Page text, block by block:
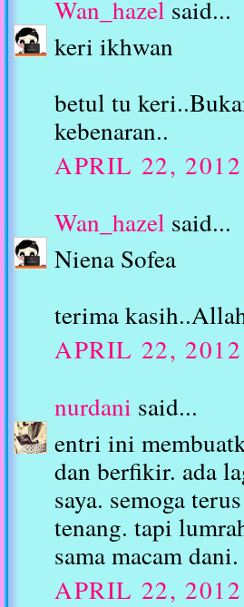
Wan_hazel said...
keri ikhwan
betul tu
kebenaran..
APRIL 22,
Wan_hazel said...
Niena Sofea
terima
APRIL 22,
nurdani said...
entri ini
dan berfikir. ada
saya. semoga
tenang. tapi
sama macam
APRIL 22,